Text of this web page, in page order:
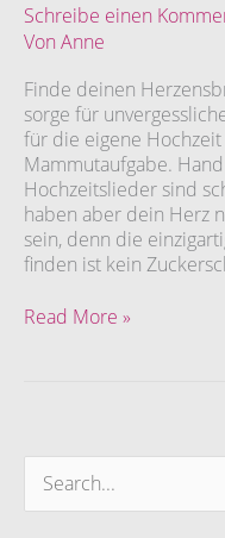
Schreibe einen
Von Anne
Finde deinen
sorge für
für die eigene
Mammutaufgabe.
Hochzeitslieder sind
haben aber dein Herz
sein, denn die
finden ist kein
trocken
lassen
Read More »